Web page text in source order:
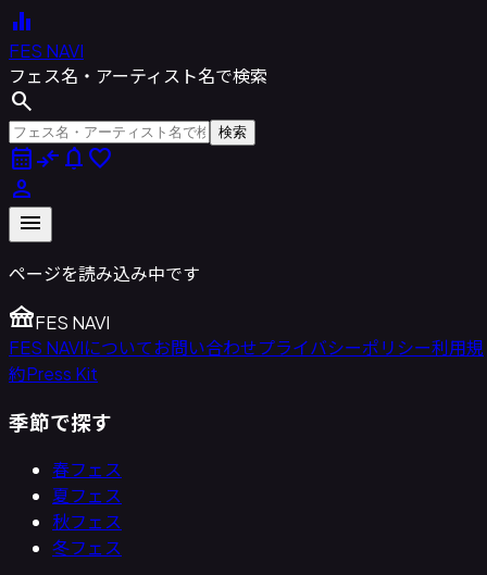
equalizer
FES NAVI
フェス名・アーティスト名で検索
search
検索
calendar_monthcompare_arrows notifications favorite
person
menu
ページを読み込み中です
festivalFES NAVI
FES NAVIについてお問い合わせプライバシーポリシー利用規
約Press Kit
季節で探す
春フェス
夏フェス
秋フェス
冬フェス